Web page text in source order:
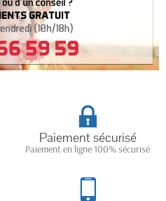
Paiement sécurisé
Paiement en ligne 100% sécurisé